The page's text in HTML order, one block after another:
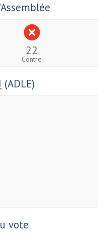
22
Contre
(ADLE)
vote